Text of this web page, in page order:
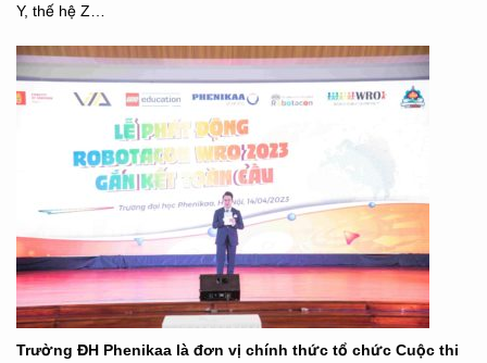
Y, thế hệ Z…
Trường ĐH Phenikaa là đơn vị chính thức tổ chức Cuộc thi